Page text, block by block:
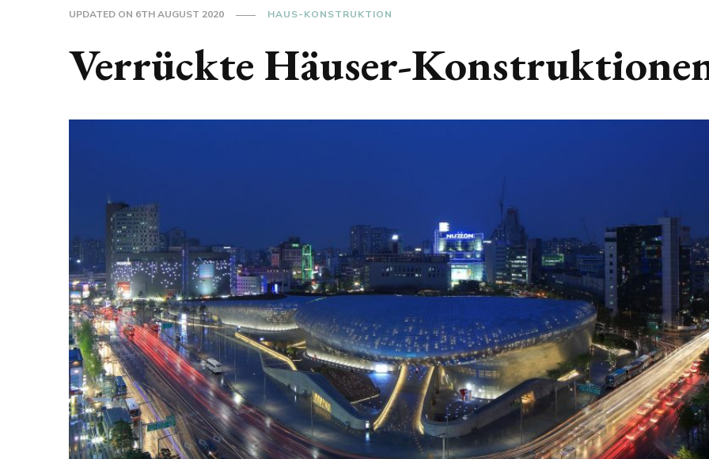
UPDATED ON 6TH AUGUST 2020 HAUS-KONSTRUKTION
Verrückte Häuser-